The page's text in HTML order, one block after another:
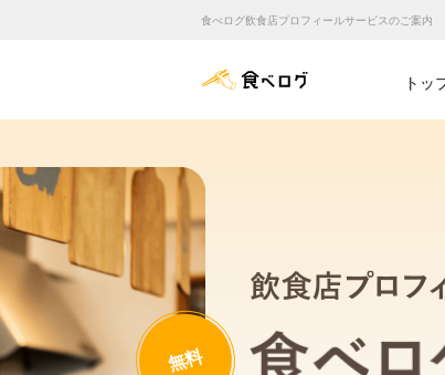
食べログ飲食店プロフィールサービスのご案内
食べログ店舗管理
トッ
無料